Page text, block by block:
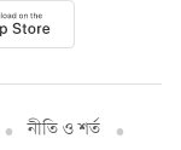
নীতি ও শর্ত